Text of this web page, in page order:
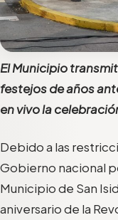
El Municipio
festejos de años
en vivo la
Debido a las
Gobierno nacional
Municipio de San
aniversario de la